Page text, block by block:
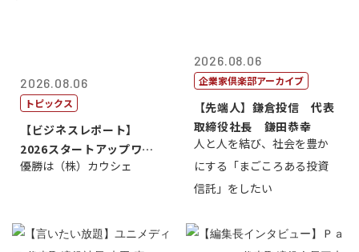
2026.08.06
トピックス
【ビジネスレポート】
2026スタートアップワー
ルドカップ東京
優勝は（株）カウシェ
2026.08.06
企業家倶楽部アーカイブ
【先端人】鎌倉投信 代表
取締役社長 鎌田恭幸
人と人を結び、社会を豊か
にする「まごころある投資
信託」をしたい